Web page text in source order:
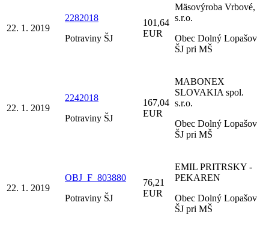
22. 1. 2019
2282018
Potraviny ŠJ
101,64
EUR
Mäsovýroba Vrbové,
s.r.o.
Obec Dolný Lopašov
ŠJ pri MŠ
22. 1. 2019
2242018
Potraviny ŠJ
167,04
EUR
MABONEX
SLOVAKIA spol.
s.r.o.
Obec Dolný Lopašov
ŠJ pri MŠ
22. 1. 2019
OBJ_F_803880
Potraviny ŠJ
76,21
EUR
EMIL PRITRSKY -
PEKAREN
Obec Dolný Lopašov
ŠJ pri MŠ